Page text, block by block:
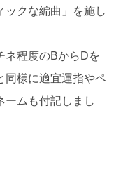
ックな編曲」を施し
ネ程度のBからDを
同様に適宜運指やペ
ームも付記しまし